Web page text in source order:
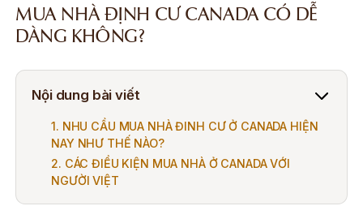
MUA NHÀ ĐỊNH CƯ CANADA CÓ DỄ
DÀNG KHÔNG?
Nội dung bài viết
1. NHU CẦU MUA NHÀ ĐINH CƯ Ở CANADA HIỆN
NAY NHƯ THẾ NÀO?
2. CÁC ĐIỀU KIỆN MUA NHÀ Ở CANADA VỚI
NGƯỜI VIỆT